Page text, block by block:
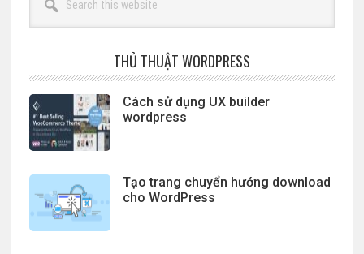
this
website
THỦ THUẬT WORDPRESS
Cách sử dụng UX builder
wordpress
Tạo trang chuyển hướng download
cho WordPress